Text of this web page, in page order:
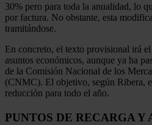
30% pero para toda la anualidad, lo
por factura. No obstante, esta
tramitándose.
En concreto, el texto provisional irá
asuntos económicos, aunque ya ha
de la Comisión Nacional de los
(CNMC). El objetivo, según Ribera,
reducción para todo el año.
PUNTOS DE RECARGA Y